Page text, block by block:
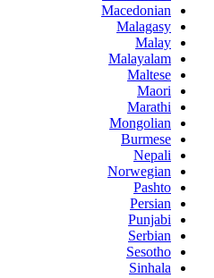
Macedonian
Malagasy
Malay
Malayalam
Maltese
Maori
Marathi
Mongolian
Burmese
Nepali
Norwegian
Pashto
Persian
Punjabi
Serbian
Sesotho
Sinhala